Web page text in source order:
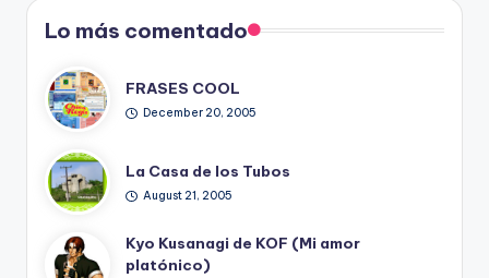
Lo más comentado
FRASES COOL
December 20, 2005
La Casa de los Tubos
August 21, 2005
Kyo Kusanagi de KOF (Mi amor
platónico)